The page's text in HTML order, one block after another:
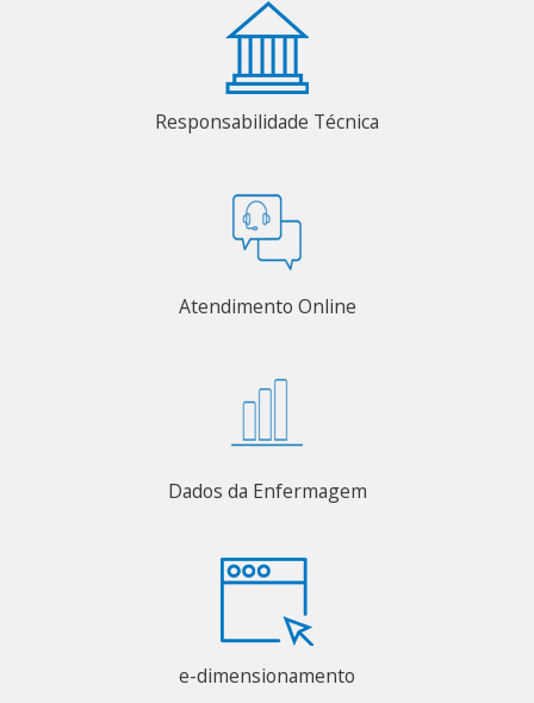
Responsabilidade Técnica
Atendimento Online
Dados da Enfermagem
e-dimensionamento